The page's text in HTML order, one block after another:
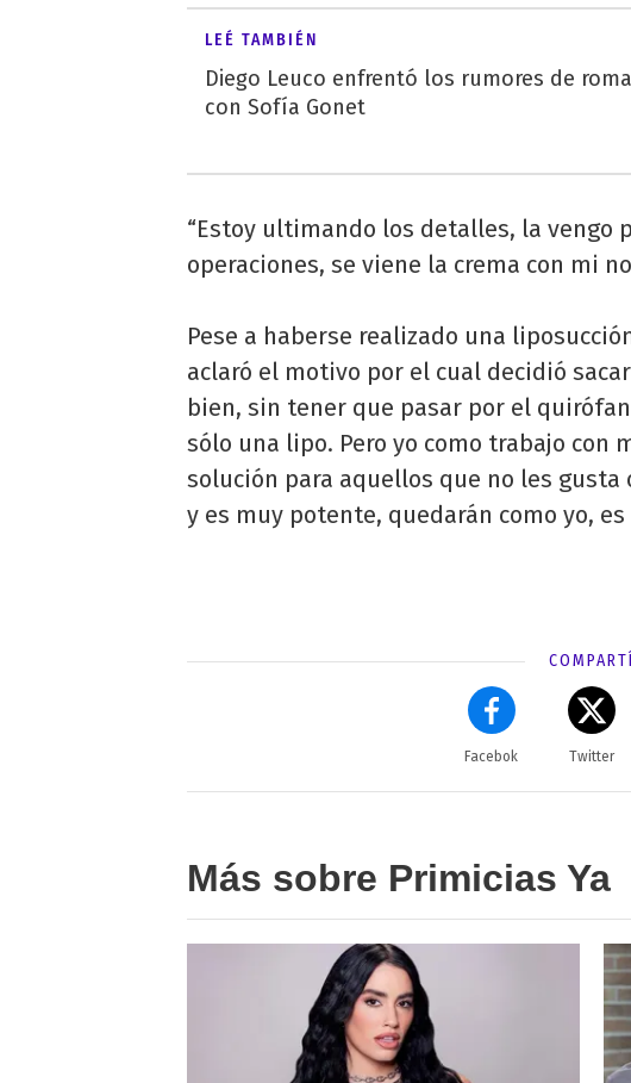
LEÉ TAMBIÉN
Diego Leuco enfrentó los rumores de
con Sofía Gonet
“Estoy ultimando los detalles, la vengo
operaciones, se viene la crema con mi
Pese a haberse realizado una
aclaró el motivo por el cual decidió
bien, sin tener que pasar por el
sólo una lipo. Pero yo como trabajo con
solución para aquellos que no les gusta
y es muy potente, quedarán como yo,
COMPARTÍ
Facebok Twitter
Más sobre Primicias Ya